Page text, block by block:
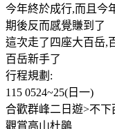
今年終於成行,而且今
期後反而感覺賺到了
這次走了四座大百岳,
百岳新手了
行程規劃:
115 0524~25(日一)
合歡群峰二日遊>不下
觀賞高山杜鵑